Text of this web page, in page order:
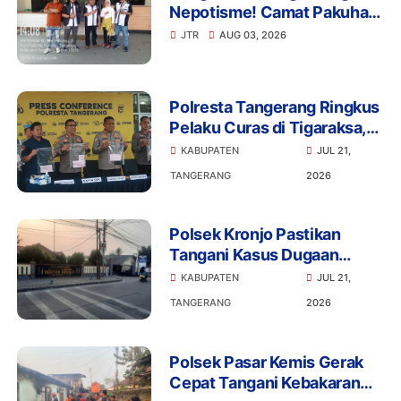
Nepotisme! Camat Pakuhaji
Tak Menjawab Soal Kaur
JTR AUG 03, 2026
Polresta Tangerang Ringkus
Pelaku Curas di Tigaraksa,
Penadah Motor Hasil
Rampasan Diburu
KABUPATEN
TANGERANG
JUL 21,
2026
Polsek Kronjo Pastikan
Tangani Kasus Dugaan
Penganiayaan Secara
Profesional dan Objektif
KABUPATEN
TANGERANG
JUL 21,
2026
Polsek Pasar Kemis Gerak
Cepat Tangani Kebakaran